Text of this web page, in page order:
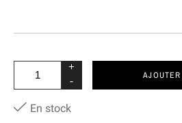
+
-
En stock